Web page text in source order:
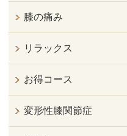
膝の痛み
リラックス
お得コース
変形性膝関節症